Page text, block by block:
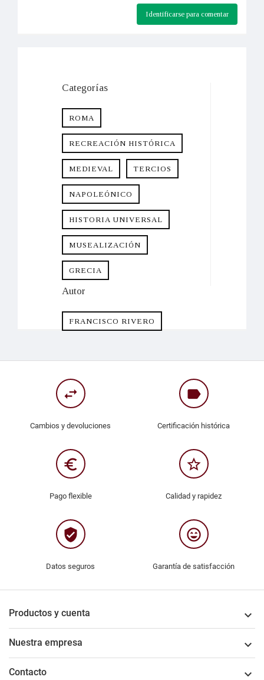
Identificarse para comentar
Categorías
ROMA
RECREACIÓN HISTÓRICA
MEDIEVAL TERCIOS
NAPOLEÓNICO
HISTORIA UNIVERSAL
MUSEALIZACIÓN
GRECIA
Autor
FRANCISCO RIVERO
swap_horiz
Cambios y devoluciones
label
Certificación histórica
euro_symbol
Pago flexible
star_border
Calidad y rapidez
verified_user
Datos seguros
sentiment_very_satisfied
Garantía de satisfacción
Productos y cuenta 
Nuestra empresa 
Contacto 